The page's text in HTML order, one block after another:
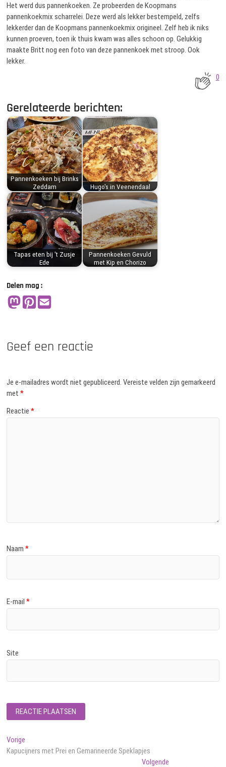
Het werd dus pannenkoeken. Ze probeerden de Koopmans
pannenkoekmix scharrelei. Deze werd als lekker bestempeld, zelfs
lekkerder dan de Koopmans pannenkoekmix origineel. Zelf heb ik niks
kunnen proeven, toen ik thuis kwam was alles schoon op. Gelukkig
maakte Britt nog een foto van deze pannenkoek met stroop. Ook
lekker.
0
Gerelateerde berichten:
Pannenkoeken bij Brinks
Zeddam
Hugo's in Veenendaal
Tapas eten bij 't Zusje
Ede
Pannenkoeken Gevuld
met Kip en Chorizo
Delen mag :
Geef een reactie
Je e-mailadres wordt niet gepubliceerd. Vereiste velden zijn gemarkeerd
met*
Reactie*
Naam*
E-mail*
Site
Bericht
navigatie
Vorige
bericht:
Kapucijners met Prei en Gemarineerde Speklapjes
VolgendeVolgend